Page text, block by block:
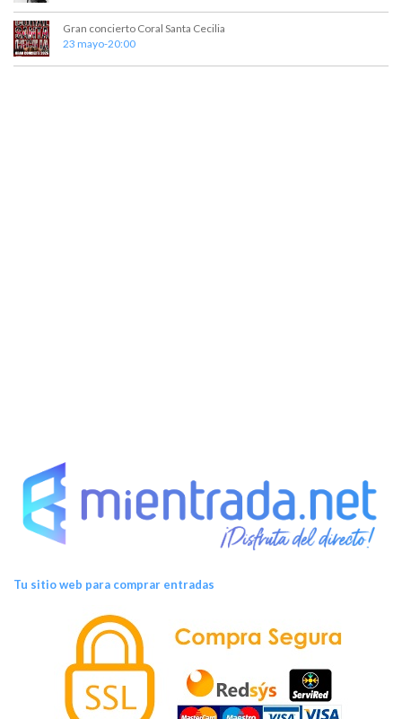
Gran concierto Coral Santa Cecilia
23 mayo-20:00
Tu sitio web para comprar entradas